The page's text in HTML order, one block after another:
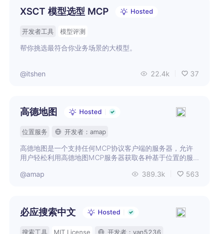
XSCT 模型选型 MCP Hosted
开发者工具 模型评测
帮你挑选最符合你业务场景的大模型。
@itshen 22.4k 37
高德地图 Hosted
位置服务 开发者：amap
高德地图是一个支持任何MCP协议客户端的服务器，允许
用户轻松利用高德地图MCP服务器获取各种基于位置的服
@amap
389.3k 563
必应搜索中文 Hosted
搜索工具 MIT License 开发者：yan5236